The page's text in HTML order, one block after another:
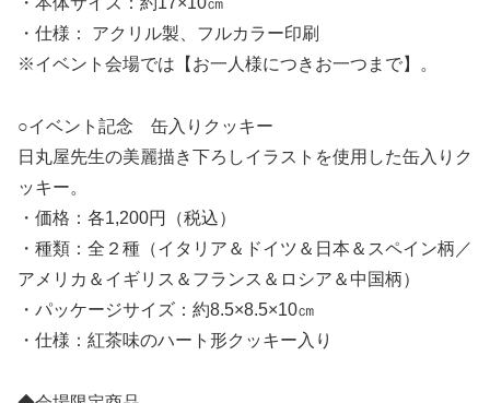
・仕様： アクリル製、フルカラー印刷
※イベント会場では【お一人様につきお一つまで】。
○イベント記念 缶入りクッキー
日丸屋先生の美麗描き下ろしイラストを使用した缶入りク
ッキー。
・価格：各1,200円（税込）
・種類：全２種（イタリア＆ドイツ＆日本＆スペイン柄／
アメリカ＆イギリス＆フランス＆ロシア＆中国柄）
・パッケージサイズ：約8.5×8.5×10㎝
・仕様：紅茶味のハート形クッキー入り